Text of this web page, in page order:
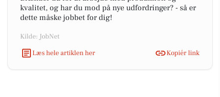
kvalitet, og har du mod på nye udfordringer? - så er
dette måske jobbet for dig!
Kilde: JobNet
Læs hele artiklen her
Kopiér link